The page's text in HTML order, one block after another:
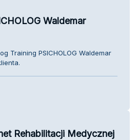
Waldemar
Training PSICHOLOG Waldemar
Rehabilitacji Medycznej